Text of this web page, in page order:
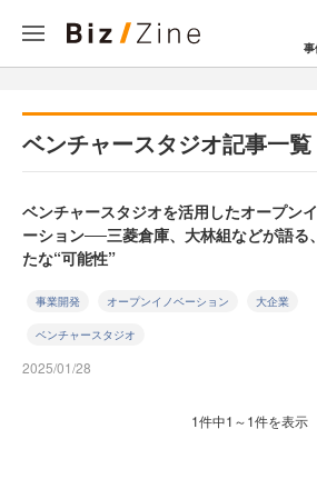
ベンチャースタジオ記事一覧
ベンチャースタジオを活用したオープン
ーション──三菱倉庫、大林組などが語る
たな“可能性”
事業開発 オープンイノベーション 大企業
ベンチャースタジオ
2025/01/28
1件中1～1件を表示